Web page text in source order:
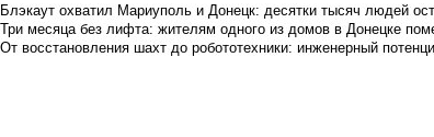
Блэкаут охватил Мариуполь и Донецк: десятки тысяч людей
Три месяца без лифта: жителям одного из домов в Донецке
От восстановления шахт до робототехники: инженерный